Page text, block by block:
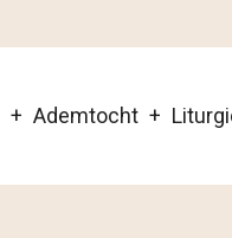
Ademtocht